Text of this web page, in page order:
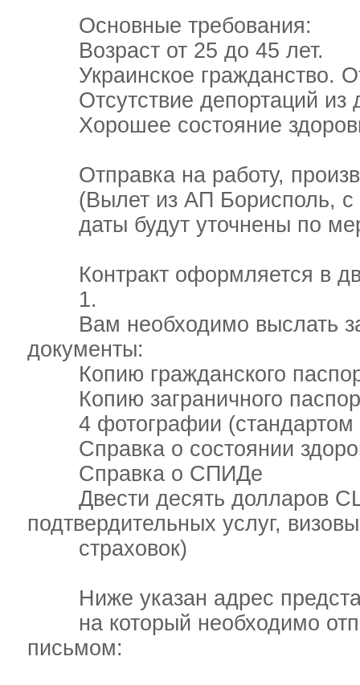
Основные требования:
Возраст от 25 до 45 лет.
Украинское гражданство.
Отсутствие депортаций из
Хорошее состояние
Отправка на работу,
(Вылет из АП Борисполь, с
даты будут уточнены по
Контракт оформляется в
1.
Вам необходимо выслать
документы:
Копию гражданского
Копию заграничного
4 фотографии (стандартом
Справка о состоянии
Справка о СПИДе
Двести десять долларов
подтвердительных услуг,
страховок)
Ниже указан адрес
на который необходимо
письмом: